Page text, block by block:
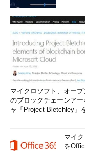
マイクロソフト、オープ
のブロックチェーンアー
ャ「Project Bletchley」
マイ
を